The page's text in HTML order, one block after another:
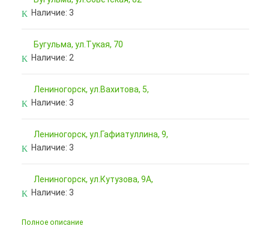
Наличие: 3
Бугульма, ул.Тукая, 70
Наличие: 2
Лениногорск, ул.Вахитова, 5,
Наличие: 3
Лениногорск, ул.Гафиатуллина, 9,
Наличие: 3
Лениногорск, ул.Кутузова, 9А,
Наличие: 3
Полное описание